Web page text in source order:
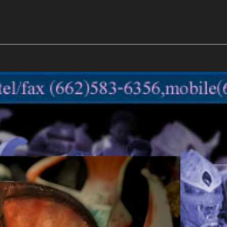
2
ก้อนเนื้อทรงลูกบาสก์